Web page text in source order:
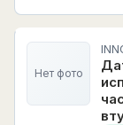
Нет фото